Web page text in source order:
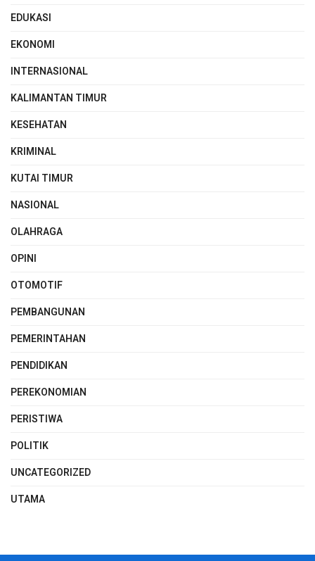
EDUKASI
EKONOMI
INTERNASIONAL
KALIMANTAN TIMUR
KESEHATAN
KRIMINAL
KUTAI TIMUR
NASIONAL
OLAHRAGA
OPINI
OTOMOTIF
PEMBANGUNAN
PEMERINTAHAN
PENDIDIKAN
PEREKONOMIAN
PERISTIWA
POLITIK
UNCATEGORIZED
UTAMA